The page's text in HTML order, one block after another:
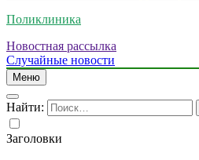
Поликлиника
Новостная рассылка
Случайные новости
Меню
Найти:
Заголовки